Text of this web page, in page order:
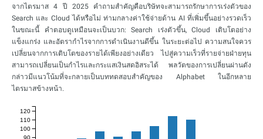
จากไตรมาส 4 ปี 2025 คำถามสำคัญคือบริษัทจะสามารถรักษาการเร่งตัวของ
Search และ Cloud ได้หรือไม่ ท่ามกลางค่าใช้จ่ายด้าน AI ที่เพิ่มขึ้นอย่างรวดเร็ว
ในขณะนี้ คำตอบดูเหมือนจะเป็นบวก: Search เร่งตัวขึ้น, Cloud เติบโตอย่าง
แข็งแกร่ง และอัตรากำไรจากการดำเนินงานดีขึ้น ในระยะต่อไป ความสนใจควร
เปลี่ยนจากการเติบโตของรายได้เพียงอย่างเดียว ไปสู่ความเร็วที่รายจ่ายฝ่ายทุน
สามารถเปลี่ยนเป็นกำไรและกระแสเงินสดอิสระได้ พลวัตของการเปลี่ยนผ่านดัง
กล่าวมีแนวโน้มที่จะกลายเป็นบททดสอบสำคัญของ Alphabet ในอีกหลาย
ไตรมาสข้างหน้า.
90
100
110
120